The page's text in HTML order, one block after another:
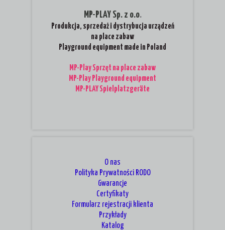
O nas
Polityka Prywatności RODO
Gwarancje
Certyfikaty
Formularz rejestracji klienta
Przykłady
Katalog
MP-PLAY Sp. z o.o.
Produkcja, sprzedaż i dystrybucja urządzeń
na place zabaw
Playground equipment made in Poland
MP-Play Sprzęt na place zabaw
MP-Play Playground equipment
MP-PLAY Spielplatzgeräte